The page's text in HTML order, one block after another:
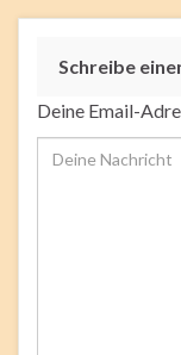
Schreibe
Deine Email-